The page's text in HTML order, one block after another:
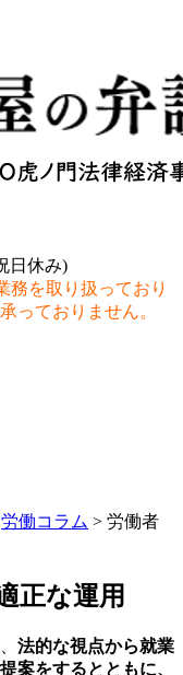
日休み)
を取り扱っており
っておりません。
労働コラム > 労働者
正な運用
法的な視点から就業
案をするとともに、